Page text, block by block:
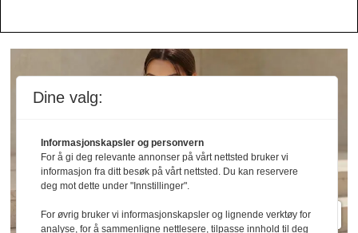
Dine valg:
Informasjonskapsler og personvern
For å gi deg relevante annonser på vårt nettsted bruker vi
informasjon fra ditt besøk på vårt nettsted. Du kan reservere
deg mot dette under "Innstillinger".
For øvrig bruker vi informasjonskapsler og lignende verktøy for
analyse, for å sammenligne nettlesere, tilpasse innhold til deg